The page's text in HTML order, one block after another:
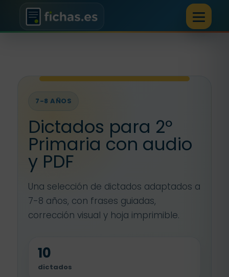
7-8 AÑOS
Dictados para 2º
Primaria con audio
y PDF
Una selección de dictados adaptados a
7-8 años, con frases guiadas,
corrección visual y hoja imprimible.
10
dictados